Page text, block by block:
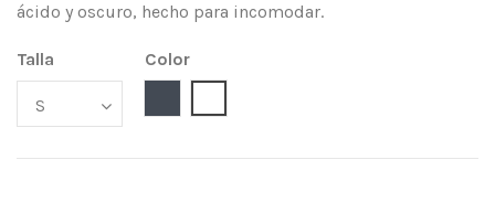
ácido y oscuro, hecho para incomodar.
Talla
Color